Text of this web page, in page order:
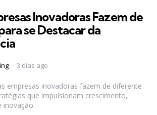
Inovadoras Fazem de
se Destacar da
3 dias ago
empresas inovadoras fazem de diferente
que impulsionam crescimento,
inovação.